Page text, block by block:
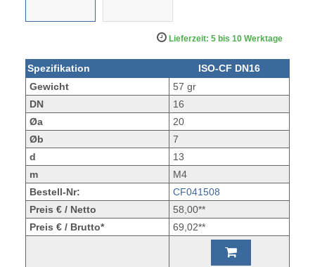
Lieferzeit: 5 bis 10 Werktage
Spezifikation
ISO-CF DN16
Gewicht
57 gr
DN
16
Øa
20
Øb
7
d
13
m
M4
Bestell-Nr:
CF041508
Preis € / Netto
58,00**
Preis € / Brutto*
69,02**